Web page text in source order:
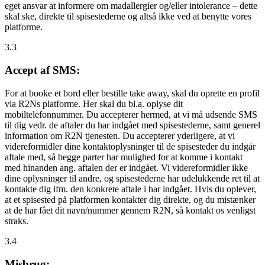
eget ansvar at informere om madallergier og/eller intolerance – dette
skal ske, direkte til spisestederne og altså ikke ved at benytte vores
platforme.
3.3
Accept af SMS:
For at booke et bord eller bestille take away, skal du oprette en profil
via R2Ns platforme. Her skal du bl.a. oplyse dit
mobiltelefonnummer. Du accepterer hermed, at vi må udsende SMS
til dig vedr. de aftaler du har indgået med spisestederne, samt generel
information om R2N tjenesten. Du accepterer yderligere, at vi
videreformidler dine kontaktoplysninger til de spisesteder du indgår
aftale med, så begge parter har mulighed for at komme i kontakt
med hinanden ang. aftalen der er indgået. Vi videreformidler ikke
dine oplysninger til andre, og spisestederne har udelukkende ret til at
kontakte dig ifm. den konkrete aftale i har indgået. Hvis du oplever,
at et spisested på platformen kontakter dig direkte, og du mistænker
at de har fået dit navn/nummer gennem R2N, så kontakt os venligst
straks.
3.4